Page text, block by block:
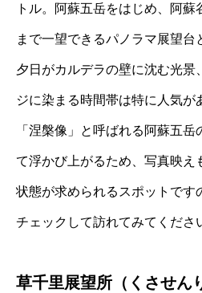
トル。阿蘇五岳をはじめ、阿蘇
まで一望できるパノラマ展望台
夕日がカルデラの壁に沈む光景
ジに染まる時間帯は特に人気が
「涅槃像」と呼ばれる阿蘇五
て浮かび上がるため、写真映え
状態が求められるスポットです
チェックして訪れてみてくださ
草千里展望所（くさせん